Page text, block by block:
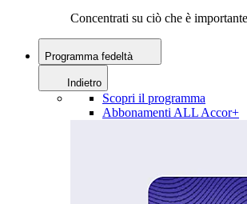
Concentrati su ciò che è
Programma fedeltà
Indietro
Scopri il programma
Abbonamenti ALL Accor+